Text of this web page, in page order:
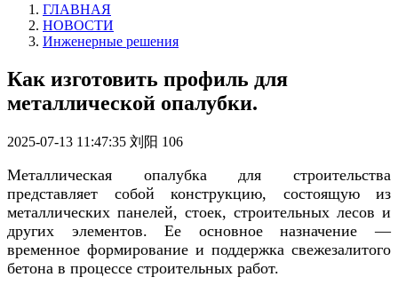
ГЛАВНАЯ
НОВОСТИ
Инженерные решения
Как изготовить профиль для
металлической опалубки.
2025-07-13 11:47:35 刘阳 106
Металлическая опалубка для строительства
представляет собой конструкцию, состоящую из
металлических панелей, стоек, строительных лесов и
других элементов. Ее основное назначение —
временное формирование и поддержка свежезалитого
бетона в процессе строительных работ.